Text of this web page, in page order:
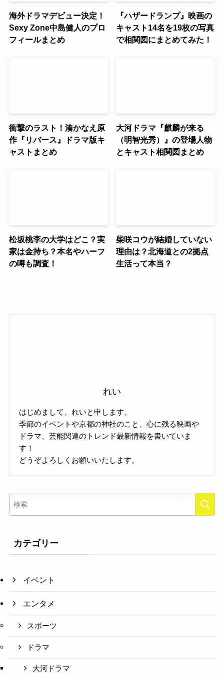
海外ドラマデビュー決定！
Sexy Zone中島健人のプロ
フィールまとめ
『ハザードランプ』映画の
キャスト14名を19枚の写真
で相関図にまとめてみた！
衝撃のラスト！湊かなえ原
作『リバース』ドラマ版キ
ャストまとめ
大河ドラマ『麒麟が来る
（明智光秀）』の登場人物
とキャスト相関図まとめ
松坂桃李の大学はどこ？実
家は金持ち？本名やハーフ
の噂も調査！
柴咲コウが結婚していない
理由は？北海道との2拠点
生活って本当？
れい
はじめまして、れいと申します。
季節のイベントや京都の神社のこと、心に残る映画や
ドラマ、芸能関連のトレンド最新情報を書いていま
す！
どうぞよろしくお願いいたします。
カテゴリー
イベント
エンタメ
スポーツ
ドラマ
大河ドラマ